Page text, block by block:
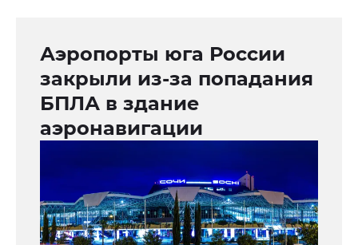
Аэропорты юга России
закрыли из-за попадания
БПЛА в здание
аэронавигации